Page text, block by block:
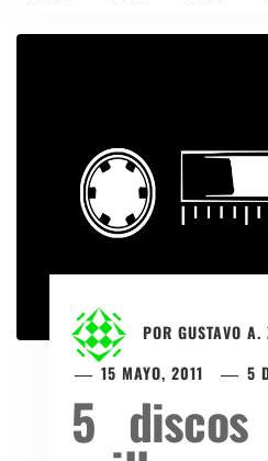
POR GUSTAVO A.
15 MAYO, 2011
5
5